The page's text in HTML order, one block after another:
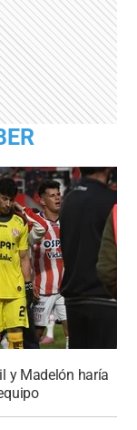
y Madelón haría